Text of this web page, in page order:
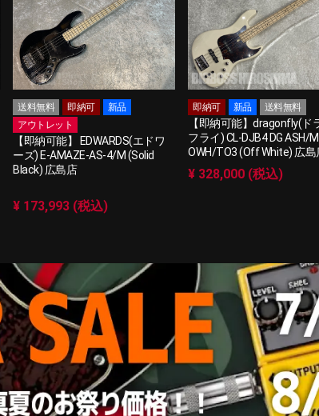
送料無料 即納可
新品
アウトレット
【即納可能】 EDWARDS(エドワ
ーズ) E-AMAZE-AS-4/M (Solid
Black) 広島店
¥ 173,993 (税込)
即納可 新品 送料無料
【即納可能】dragonfly(ド
フライ) CL-DJB4 DG ASH/
OWH/TO3 (Off White) 広島
¥ 328,000 (税込)